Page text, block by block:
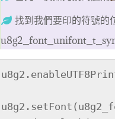
找到我們要印的符號的